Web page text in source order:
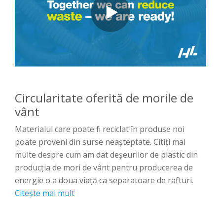
Circularitate oferită de morile de
vânt
Materialul care poate fi reciclat în produse noi
poate proveni din surse neașteptate. Citiți mai
multe despre cum am dat deșeurilor de plastic din
producția de mori de vânt pentru producerea de
energie o a doua viață ca separatoare de rafturi.
Citeşte mai mult